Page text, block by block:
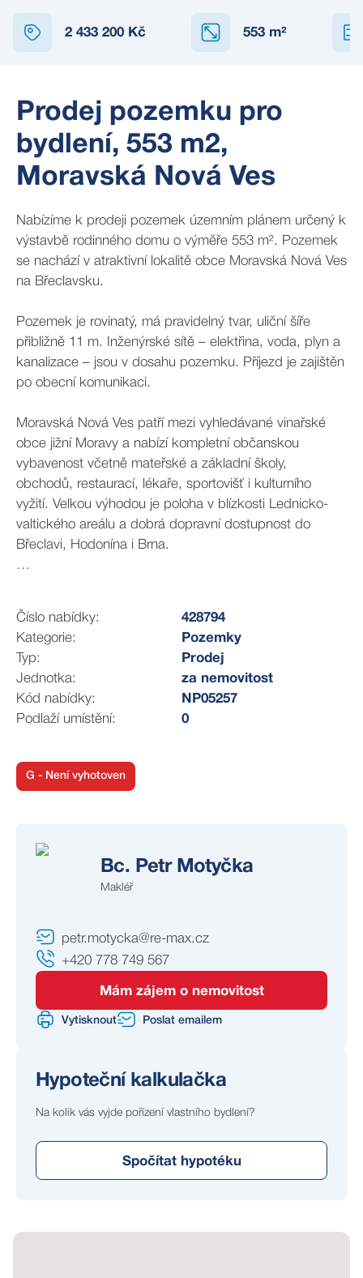
2 433 200 Kč 553 m²
Prodej pozemku pro
bydlení, 553 m2,
Moravská Nová Ves
Nabízíme k prodeji pozemek územním plánem určený k
výstavbě rodinného domu o výměře 553 m². Pozemek
se nachází v atraktivní lokalitě obce Moravská Nová Ves
na Břeclavsku.
Pozemek je rovinatý, má pravidelný tvar, uliční šíře
přibližně 11 m. Inženýrské sítě – elektřina, voda, plyn a
kanalizace – jsou v dosahu pozemku. Příjezd je zajištěn
po obecní komunikaci.
Moravská Nová Ves patří mezi vyhledávané vinařské
obce jižní Moravy a nabízí kompletní občanskou
vybavenost včetně mateřské a základní školy,
obchodů, restaurací, lékaře, sportovišť i kulturního
vyžití. Velkou výhodou je poloha v blízkosti Lednicko-
valtického areálu a dobrá dopravní dostupnost do
Břeclavi, Hodonína i Brna.
prostředí, tak i jako zajímavá investiční příležitost.
Součástí nabídky je také sousední pozemek o výměře
591 m², přičemž je možné uvažovat o koupi obou
pozemků dohromady. Pro více informací kontaktujte
makléře.
prohlídku mě neváhejte kontaktovat.
Číslo nabídky:
428794
Kategorie:
Pozemky
Typ:
Prodej
Jednotka:
za nemovitost
Kód nabídky:
NP05257
Podlaží umístění:
0
G - Není vyhotoven
Bc. Petr Motyčka
Makléř
petr.motycka@re-max.cz
+420 778 749 567
Mám zájem o nemovitost
Vytisknout Poslat emailem
Hypoteční kalkulačka
Na kolik vás vyjde pořízení vlastního bydlení?
Spočítat hypotéku